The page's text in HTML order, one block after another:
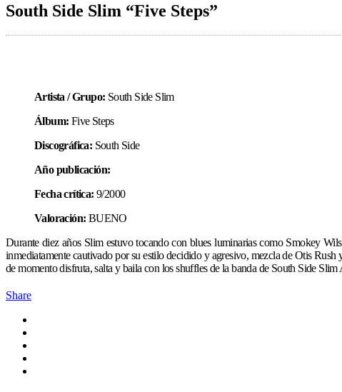
South Side Slim “Five Steps”
Artista / Grupo: South Side Slim
Álbum: Five Steps
Discográfica: South Side
Año publicación:
Fecha crítica: 9/2000
Valoración: BUENO
Durante diez años Slim estuvo tocando con blues luminarias como Smokey
inmediatamente cautivado por su estilo decidido y agresivo, mezcla de Otis
de momento disfruta, salta y baila con los shuffles de la banda de South Side
Share